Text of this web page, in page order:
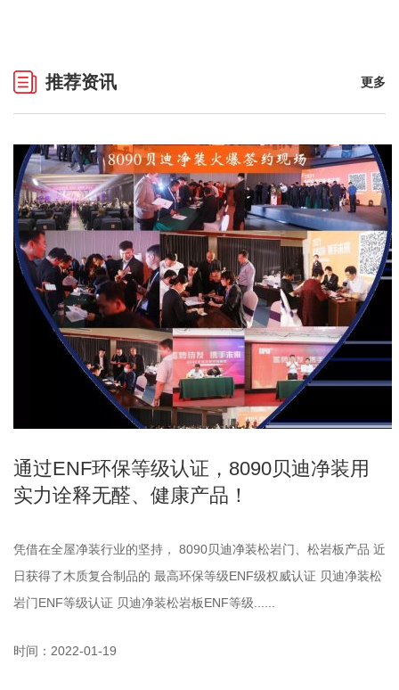
推荐资讯 更多
通过ENF环保等级认证，8090贝迪净装用
实力诠释无醛、健康产品！
凭借在全屋净装行业的坚持， 8090贝迪净装松岩门、松岩板产品 近
日获得了木质复合制品的 最高环保等级ENF级权威认证 贝迪净装松
岩门ENF等级认证 贝迪净装松岩板ENF等级......
时间：2022-01-19